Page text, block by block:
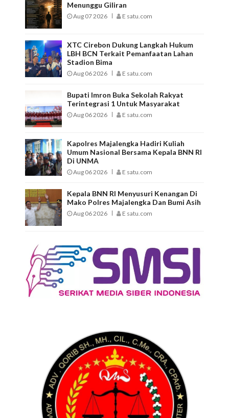
Menunggu Giliran
Aug 07 2026 E satu.com
XTC Cirebon Dukung Langkah Hukum
LBH BCN Terkait Pemanfaatan Lahan
Stadion Bima
Aug 06 2026 E satu.com
Bupati Imron Buka Sekolah Rakyat
Terintegrasi 1 Untuk Masyarakat
Aug 06 2026 E satu.com
Kapolres Majalengka Hadiri Kuliah
Umum Nasional Bersama Kepala BNN RI
Di UNMA
Aug 06 2026 E satu.com
Kepala BNN RI Menyusuri Kenangan Di
Mako Polres Majalengka Dan Bumi Asih
Aug 06 2026 E satu.com